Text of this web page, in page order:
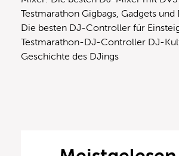
Testmarathon Gigbags, Gadgets
Die besten DJ-Controller für
Testmarathon-DJ-Controller DJ-
Geschichte des DJings